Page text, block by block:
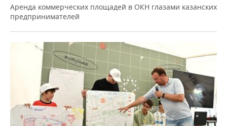
Аренда коммерческих площадей в ОКН глазами казанских
предпринимателей